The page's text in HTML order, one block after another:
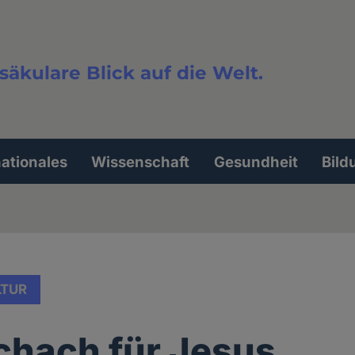
Blick auf die Welt.
Wissenschaft Gesundheit